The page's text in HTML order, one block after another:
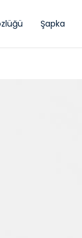
Şapka